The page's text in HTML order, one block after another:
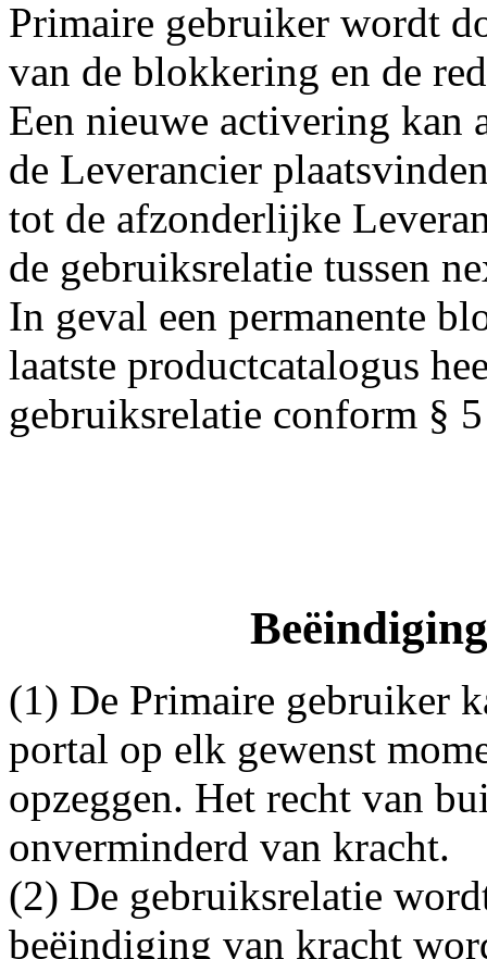
Primaire gebruiker wordt
van de blokkering en de
Een nieuwe activering kan
de Leverancier
tot de afzonderlijke
de gebruiksrelatie tussen
In geval een permanente
laatste productcatalogus
gebruiksrelatie conform §
(1) De Primaire gebruiker
portal op elk gewenst
opzeggen. Het recht van
onverminderd van kracht.
(2) De gebruiksrelatie
beëindiging van kracht